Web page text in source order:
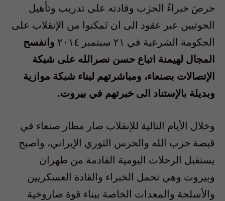
حرصَ خبراءُ الحزب وقادته على تدريب وتأهيل
الحوثيين عبر عقود الى ان تَمكنوا من الإنقلاب على
الحكومة الشرعية في ٢١ سبتمبر ٢٠١٤
وانفسح
المجال لهيمنة اتباع حسن نصرالله على شبكة
الإتصالات بصنعاء، ومباشرتهم لبناء شبكة موازية
وبديلة بالإستناد الى خبرتهم في بيروت.
وخلال الأيام التالية للإنقلاب صار مطار صنعاء في
قبضة حزب الله والحرس الثوري الإيراني، واصبح
يستقبل الرحلات اليومية القادمة من طهران
وبيروت وهي تحمل الخبراء والقادة العسكريين
والأسلحة والمعدات الخاصة ببناء قوة صاروخية